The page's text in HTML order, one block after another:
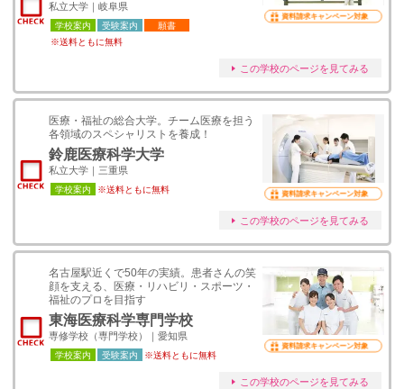
私立大学｜岐阜県
学校案内 受験案内
願書
※送料ともに無料
資料請求キャンペーン対象
この学校のページを見てみる
医療・福祉の総合大学。チーム医療を担う
各領域のスペシャリストを養成！
鈴鹿医療科学大学
私立大学｜三重県
学校案内 ※送料ともに無料 資料請求キャンペーン対象
この学校のページを見てみる
名古屋駅近くで50年の実績。患者さんの笑
顔を支える、医療・リハビリ・スポーツ・
福祉のプロを目指す
東海医療科学専門学校
専修学校（専門学校）｜愛知県
学校案内 受験案内 ※送料ともに無料
資料請求キャンペーン対象
この学校のページを見てみる